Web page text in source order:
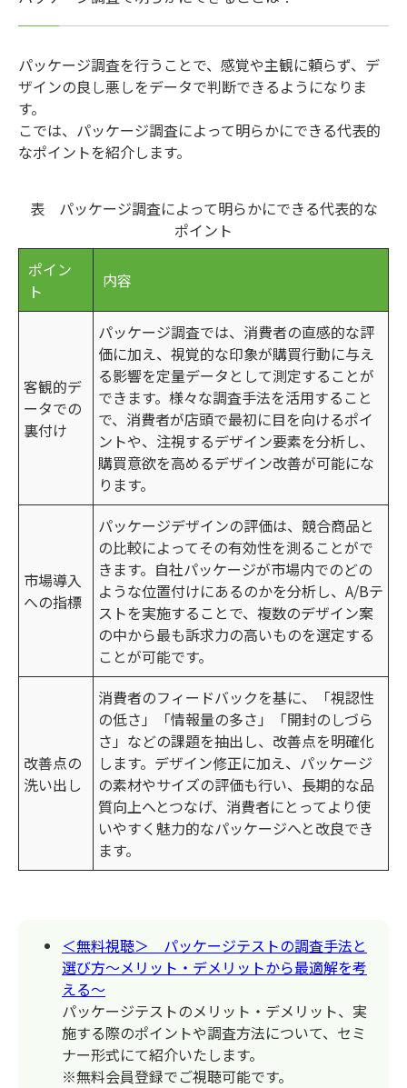
パッケージ調査を行うことで、感覚や主観に頼らず、デ
ザインの良し悪しをデータで判断できるようになりま
す。
こでは、パッケージ調査によって明らかにできる代表的
なポイントを紹介します。
表 パッケージ調査によって明らかにできる代表的な
ポイント
ポイン
ト
内容
客観的デ
ータでの
裏付け
パッケージ調査では、消費者の直感的な評
価に加え、視覚的な印象が購買行動に与え
る影響を定量データとして測定することが
できます。様々な調査手法を活用すること
で、消費者が店頭で最初に目を向けるポイ
ントや、注視するデザイン要素を分析し、
購買意欲を高めるデザイン改善が可能にな
ります。
市場導入
への指標
パッケージデザインの評価は、競合商品と
の比較によってその有効性を測ることがで
きます。自社パッケージが市場内でのどの
ような位置付けにあるのかを分析し、A/Bテ
ストを実施することで、複数のデザイン案
の中から最も訴求力の高いものを選定する
ことが可能です。
改善点の
洗い出し
消費者のフィードバックを基に、「視認性
の低さ」「情報量の多さ」「開封のしづら
さ」などの課題を抽出し、改善点を明確化
します。デザイン修正に加え、パッケージ
の素材やサイズの評価も行い、長期的な品
質向上へとつなげ、消費者にとってより使
いやすく魅力的なパッケージへと改良でき
ます。
＜無料視聴＞ パッケージテストの調査手法と
選び方～メリット・デメリットから最適解を考
える～
パッケージテストのメリット・デメリット、実
施する際のポイントや調査方法について、セミ
ナー形式にて紹介いたします。
※無料会員登録でご視聴可能です。